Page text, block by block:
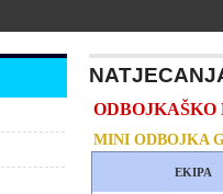
ODBOJKAŠKO
MINI ODBOJKA
EKIPA